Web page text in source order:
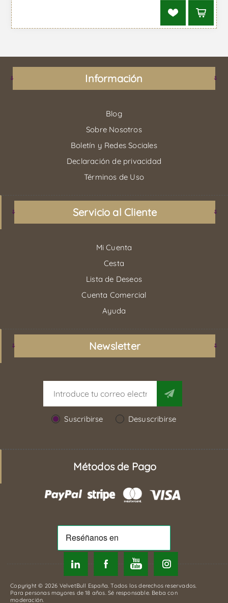
Información
Blog
Sobre Nosotros
Boletín y Redes Sociales
Declaración de privacidad
Términos de Uso
Servicio al Cliente
Mi Cuenta
Cesta
Lista de Deseos
Cuenta Comercial
Ayuda
Newsletter
Suscribirse Desuscribirse
Métodos de Pago
Copyright © 2026 VelvetBull España. Todos los derechos reservados.
Para personas mayores de 18 años. Sé responsable. Beba con
moderación.